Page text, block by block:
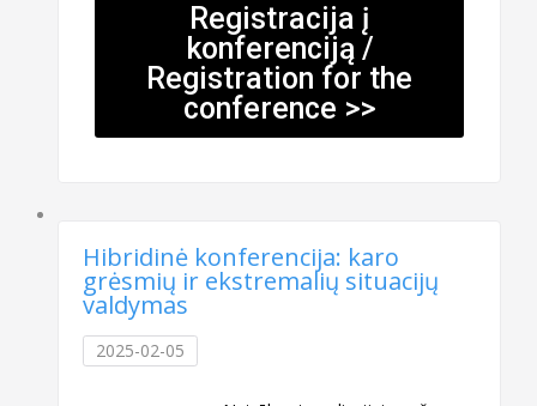
Registracija į
konferenciją /
Registration for the
conference >>
Hibridinė konferencija: karo
grėsmių ir ekstremalių situacijų
valdymas
2025-02-05